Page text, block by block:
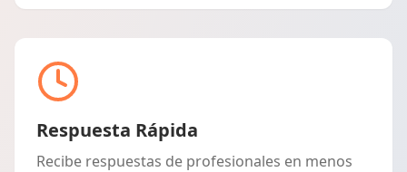
Respuesta Rápida
Recibe respuestas de profesionales en menos